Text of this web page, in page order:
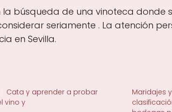
la búsqueda de una vinoteca donde
seriamente . La atención
en Sevilla.
Cata y aprender a probar
vino y
Maridajes